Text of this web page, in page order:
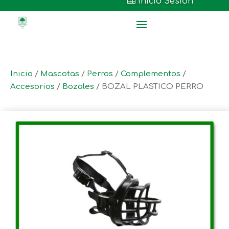
Inicio / Mascotas / Perros / Complementos /
Accesorios / Bozales / BOZAL PLASTICO PERRO